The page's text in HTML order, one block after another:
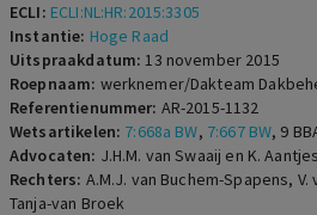
ECLI: ECLI:NL:HR:2015:3305
Instantie: Hoge Raad
Uitspraakdatum:13 november 2015
Roepnaam: werknemer/Dakteam
Referentienummer: AR-2015-1132
Wetsartikelen: 7:668a BW, 7:667 BW, 9
Advocaten: J.H.M. van Swaaij en K. Aantjes
Rechters: A.M.J. van Buchem-Spapens,
Tanja-van Broek